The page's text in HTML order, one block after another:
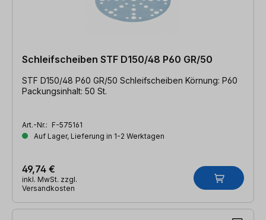
Schleifscheiben STF D150/48 P60 GR/50
STF D150/48 P60 GR/50 Schleifscheiben Körnung: P60
Packungsinhalt: 50 St.
Art.-Nr.: F-575161
Auf Lager, Lieferung in 1-2 Werktagen
49,74 €
inkl. MwSt. zzgl.
Versandkosten